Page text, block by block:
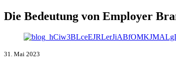
Die Bedeutung von Employer
31. Mai 2023